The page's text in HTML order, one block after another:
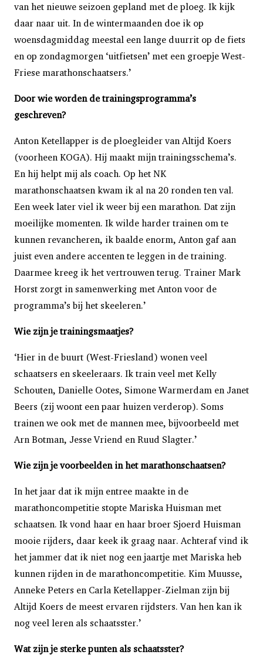
van het nieuwe seizoen gepland met de ploeg. Ik kijk
daar naar uit. In de wintermaanden doe ik op
woensdagmiddag meestal een lange duurrit op de fiets
en op zondagmorgen ‘uitfietsen’ met een groepje West-
Friese marathonschaatsers.’
Door wie worden de trainingsprogramma’s
geschreven?
Anton Ketellapper is de ploegleider van Altijd Koers
(voorheen KOGA). Hij maakt mijn trainingsschema’s.
En hij helpt mij als coach. Op het NK
marathonschaatsen kwam ik al na 20 ronden ten val.
Een week later viel ik weer bij een marathon. Dat zijn
moeilijke momenten. Ik wilde harder trainen om te
kunnen revancheren, ik baalde enorm, Anton gaf aan
juist even andere accenten te leggen in de training.
Daarmee kreeg ik het vertrouwen terug. Trainer Mark
Horst zorgt in samenwerking met Anton voor de
programma’s bij het skeeleren.’
Wie zijn je trainingsmaatjes?
‘Hier in de buurt (West-Friesland) wonen veel
schaatsers en skeeleraars. Ik train veel met Kelly
Schouten, Danielle Ootes, Simone Warmerdam en Janet
Beers (zij woont een paar huizen verderop). Soms
trainen we ook met de mannen mee, bijvoorbeeld met
Arn Botman, Jesse Vriend en Ruud Slagter.’
Wie zijn je voorbeelden in het marathonschaatsen?
In het jaar dat ik mijn entree maakte in de
marathoncompetitie stopte Mariska Huisman met
schaatsen. Ik vond haar en haar broer Sjoerd Huisman
mooie rijders, daar keek ik graag naar. Achteraf vind ik
het jammer dat ik niet nog een jaartje met Mariska heb
kunnen rijden in de marathoncompetitie. Kim Muusse,
Anneke Peters en Carla Ketellapper-Zielman zijn bij
Altijd Koers de meest ervaren rijdsters. Van hen kan ik
nog veel leren als schaatsster.’
Wat zijn je sterke punten als schaatsster?